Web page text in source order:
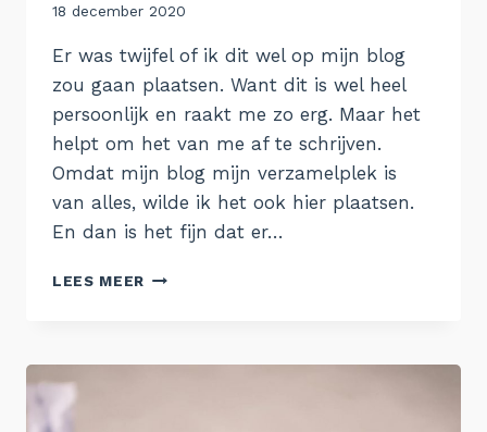
Door
18 december 2020
Er was twijfel of ik dit wel op mijn blog
zou gaan plaatsen. Want dit is wel heel
persoonlijk en raakt me zo erg. Maar het
helpt om het van me af te schrijven.
Omdat mijn blog mijn verzamelplek is
van alles, wilde ik het ook hier plaatsen.
En dan is het fijn dat er…
LEES MEER HET
IN